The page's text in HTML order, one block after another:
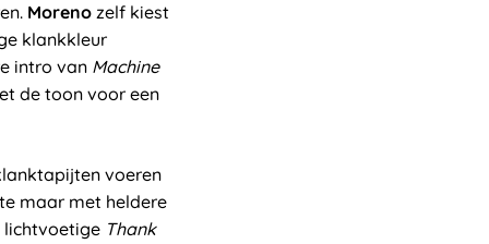
Moreno zelf kiest
klankkleur
intro van Machine
de toon voor een
voeren
maar met heldere
lichtvoetige Thank